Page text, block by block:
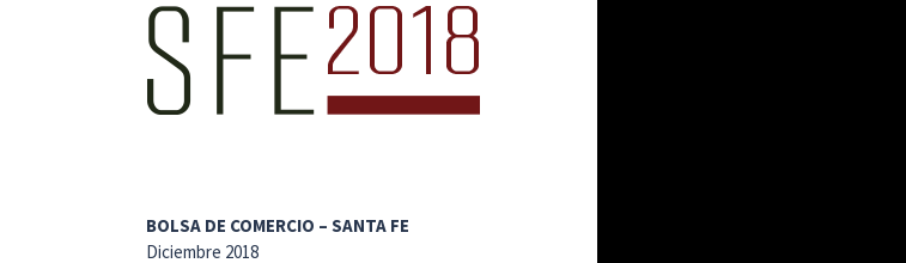
BOLSA DE COMERCIO – SANTA FE
Diciembre 2018